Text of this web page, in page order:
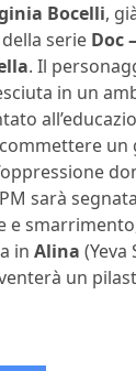
Bocelli,
serie Doc
. Il
in un
un
sarà
e
in Alina (Yeva
un